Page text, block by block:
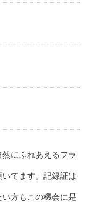
にふれあえるフラ
てます。記録証は
方もこの機会に是